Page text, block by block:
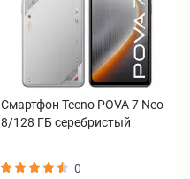
Смартфон Tecno POVA 7 Neo
8/128 ГБ серебристый
0